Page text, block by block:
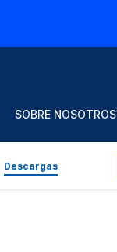
SOBRE NOSOTROS
Descargas